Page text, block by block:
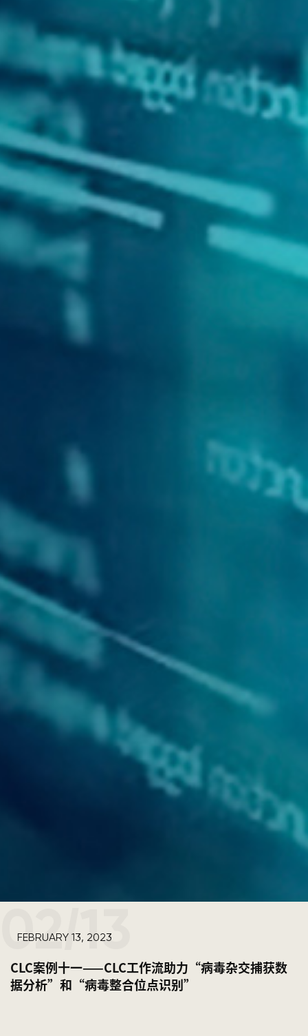
02/13
FEBRUARY 13, 2023
CLC案例十一——CLC工作流助力“病毒杂交捕获数
据分析”和“病毒整合位点识别”